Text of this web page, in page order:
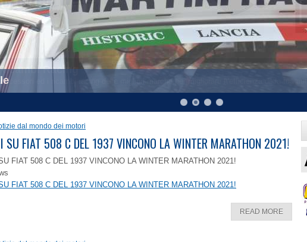
dal mondo dei motori
SU FIAT 508 C DEL 1937 VINCONO LA WINTER MARATHON 2021!
FIAT 508 C DEL 1937 VINCONO LA WINTER MARATHON 2021!
FIAT 508 C DEL 1937 VINCONO LA WINTER MARATHON 2021!
READ MORE